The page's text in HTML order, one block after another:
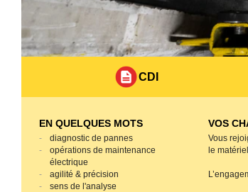
CDI
EN QUELQUES MOTS
diagnostic de pannes
opérations de maintenance
électrique
agilité & précision
sens de l'analyse
VOS
Vous
le